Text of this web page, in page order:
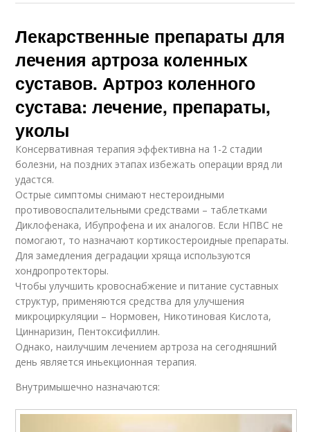
Лекарственные препараты для
лечения артроза коленных
суставов. Артроз коленного
сустава: лечение, препараты,
уколы
Консервативная терапия эффективна на 1-2 стадии
болезни, на поздних этапах избежать операции вряд ли
удастся.
Острые симптомы снимают нестероидными
противовоспалительными средствами – таблетками
Диклофенака, Ибупрофена и их аналогов. Если НПВС не
помогают, то назначают кортикостероидные препараты.
Для замедления деградации хряща используются
хондропротекторы.
Чтобы улучшить кровоснабжение и питание суставных
структур, применяются средства для улучшения
микроциркуляции – Нормовен, Никотиновая Кислота,
Циннаризин, Пентоксифиллин.
Однако, наилучшим лечением артроза на сегодняшний
день является иньекционная терапия.
Внутримышечно назначаются: